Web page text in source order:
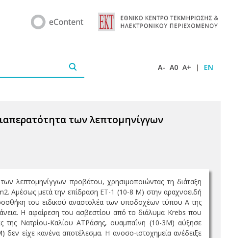
A- A0 A+ | EN
των λεπτομηνίγγων
λεπτομηνίγγων προβάτου, χρησιμοποιώντας τη διάταξη
Αμέσως μετά την επίδραση ΕΤ-1 (10-8 M) στην αραχνοειδή
του ειδικού αναστολέα των υποδοχέων τύπου Α της
Η αφαίρεση του ασβεστίου από το διάλυμα Krebs που
της Νατρίου-Καλίου ΑTPάσης, ουαμπαΐνη (10-3M) αύξησε
δεν είχε κανένα αποτέλεσμα. Η ανοσο-ιστοχημεία ανέδειξε